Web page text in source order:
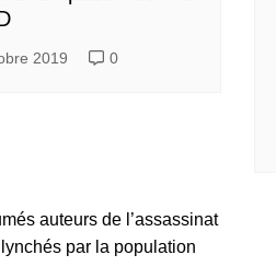
2019 0